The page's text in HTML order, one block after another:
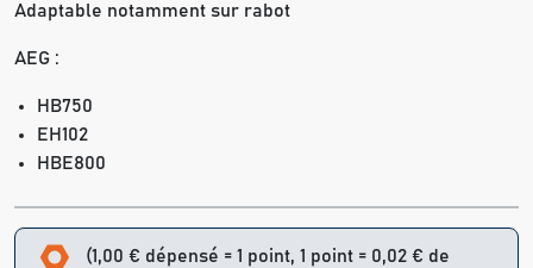
Adaptable notamment sur rabot
AEG :
HB750
EH102
HBE800
(1,00 € dépensé = 1 point, 1 point = 0,02 € de